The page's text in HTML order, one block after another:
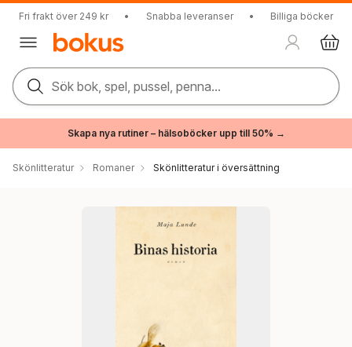
Fri frakt över 249 kr • Snabba leveranser • Billiga böcker
Sök bok, spel, pussel, penna...
Skapa nya rutiner – hälsoböcker upp till 50% →
Skönlitteratur Romaner Skönlitteratur i översättning